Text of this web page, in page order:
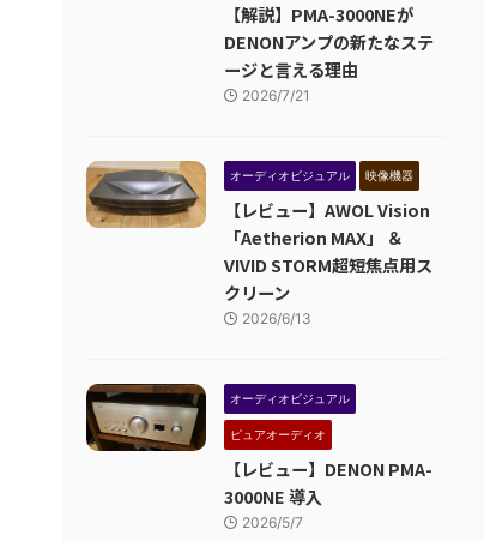
【解説】PMA-3000NEが
DENONアンプの新たなステ
ージと言える理由
2026/7/21
オーディオビジュアル 映像機器
【レビュー】AWOL Vision
「Aetherion MAX」 ＆
VIVID STORM超短焦点用ス
クリーン
2026/6/13
オーディオビジュアル
ピュアオーディオ
【レビュー】DENON PMA-
3000NE 導入
2026/5/7